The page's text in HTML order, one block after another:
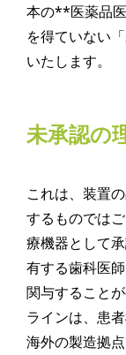
本の**医薬品
を得ていない
いたします。
未承認の
これは、装置
するものでは
療機器として
有する歯科医
関与すること
ラインは、患
海外の製造拠